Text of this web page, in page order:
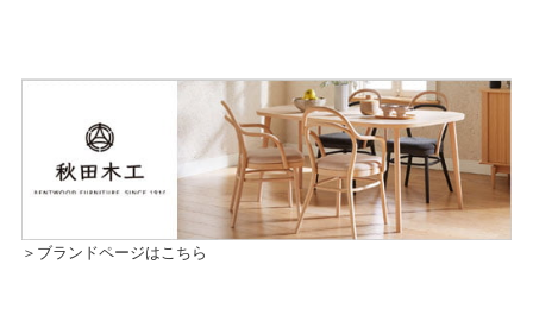
＞ブランドページはこちら